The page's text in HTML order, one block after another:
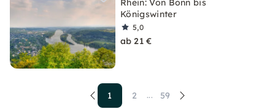
Rhein: Von Bonn bis
Königswinter
5,0
ab 21 €
1 2 ... 59